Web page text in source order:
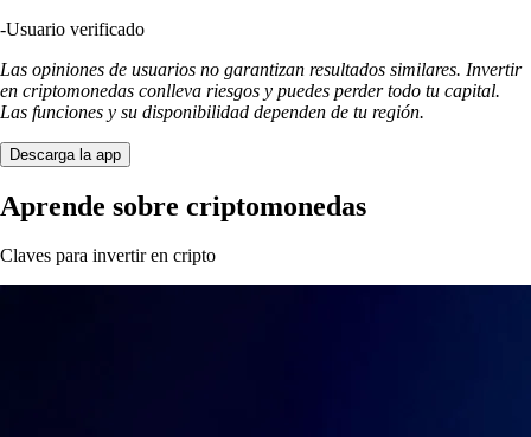
-Usuario verificado
Las opiniones de usuarios no garantizan resultados similares. Invertir
en criptomonedas conlleva riesgos y puedes perder todo tu capital.
Las funciones y su disponibilidad dependen de tu región.
Descarga la app
Aprende sobre criptomonedas
Claves para invertir en cripto